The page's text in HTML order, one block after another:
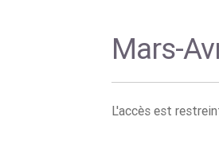
Mars-
L'accès est